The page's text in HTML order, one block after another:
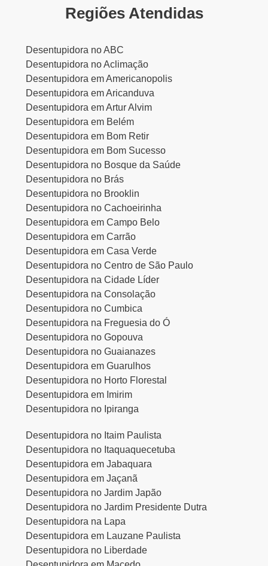
Regiões Atendidas
Desentupidora no ABC
Desentupidora no Aclimação
Desentupidora em Americanopolis
Desentupidora em Aricanduva
Desentupidora em Artur Alvim
Desentupidora em Belém
Desentupidora em Bom Retir
Desentupidora em Bom Sucesso
Desentupidora no Bosque da Saúde
Desentupidora no Brás
Desentupidora no Brooklin
Desentupidora no Cachoeirinha
Desentupidora em Campo Belo
Desentupidora em Carrão
Desentupidora em Casa Verde
Desentupidora no Centro de São Paulo
Desentupidora na Cidade Líder
Desentupidora na Consolação
Desentupidora no Cumbica
Desentupidora na Freguesia do Ó
Desentupidora no Gopouva
Desentupidora no Guaianazes
Desentupidora em Guarulhos
Desentupidora no Horto Florestal
Desentupidora em Imirim
Desentupidora no Ipiranga
Desentupidora no Itaim Paulista
Desentupidora no Itaquaquecetuba
Desentupidora em Jabaquara
Desentupidora em Jaçanã
Desentupidora no Jardim Japão
Desentupidora no Jardim Presidente Dutra
Desentupidora na Lapa
Desentupidora em Lauzane Paulista
Desentupidora no Liberdade